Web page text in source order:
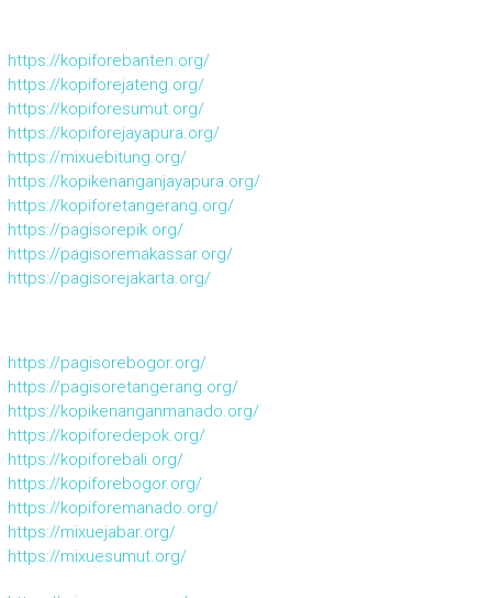
https://kopiforebanten.org/
https://kopiforejateng.org/
https://kopiforesumut.org/
https://kopiforejayapura.org/
https://mixuebitung.org/
https://kopikenanganjayapura.org/
https://kopiforetangerang.org/
https://pagisorepik.org/
https://pagisoremakassar.org/
https://pagisorejakarta.org/
https://pagisorebogor.org/
https://pagisoretangerang.org/
https://kopikenanganmanado.org/
https://kopiforedepok.org/
https://kopiforebali.org/
https://kopiforebogor.org/
https://kopiforemanado.org/
https://mixuejabar.org/
https://mixuesumut.org/